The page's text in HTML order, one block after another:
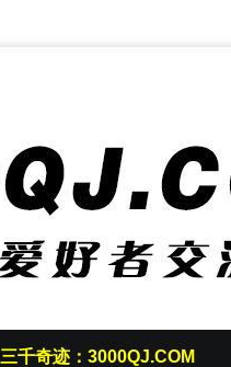
三千奇迹：3000QJ.COM